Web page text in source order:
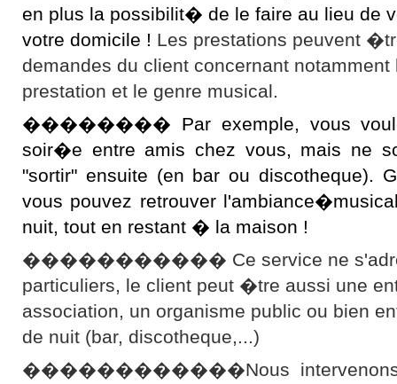
en plus la possibilit� de le faire au lieu de
votre domicile ! Les prestations peuvent
demandes du client concernant
prestation et le genre musical.
�������� Par exemple, vous
soir�e entre amis chez vous, mais ne
"sortir" ensuite (en bar ou discotheque).
vous pouvez retrouver
nuit, tout en restant � la maison !
����������� Ce service ne
particuliers, le client peut �tre aussi une
association, un organisme public ou bien
de nuit (bar, discotheque,...)
������������Nous intervenons